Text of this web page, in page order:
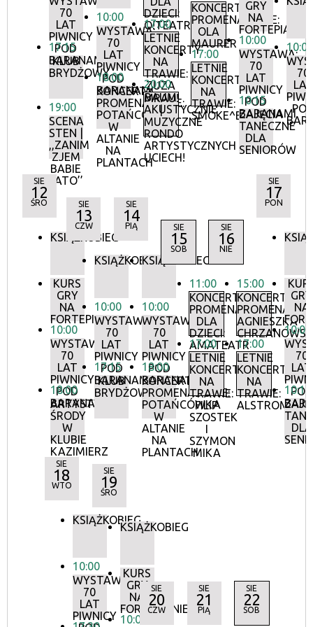
70
LAT
PIWNICY
POD
BARANAMI
17:15
KLUB
BRYDŻOWY
19:00
SCENA
STEN |
,,ZANIM
ZJEM
BABIE
LATO’’
10:00
WYSTAWA:
70
LAT
PIWNICY
POD
BARANAMI
18:00
KONCERTY
PROMENADOWE:
POTAŃCÓWKA
W
ALTANIE
NA
PLANTACH
DZIECI:
O!TEATR
17:00
LETNIE
KONCERTY
NA
TRAWIE:
ZUZA
BAUM
AKUSTYCZNIE
20:00
MRAU!
|
MUZYCZNE
RONDO
ARTYSTYCZNYCH
UCIECH!
KONCERTY
PROMENADOWE:
OLA
MAURER
17:00
LETNIE
KONCERTY
NA
TRAWIE:
SMOKE^BLUES
GRY
NA
FORTEPIANIE
10:00
WYSTAWA:
70
LAT
PIWNICY
POD
BARANAMI
10:15
ZAJĘCIA
TANECZNE
DLA
SENIORÓW
10:00
70
LAT
SIE
12
ŚRO
KSIĄŻKOBIEG
KURS
GRY
NA
FORTEPIANIE
10:00
WYSTAWA:
70
LAT
PIWNICY
POD
BARANAMI
18:00
ARTYSTYCZNE
ŚRODY
W
KLUBIE
KAZIMIERZ
SIE
13
CZW
KSIĄŻKOBIEG
10:00
WYSTAWA:
70
LAT
PIWNICY
POD
BARANAMI
17:15
KLUB
BRYDŻOWY
SIE
14
PIĄ
KSIĄŻKOBIEG
10:00
WYSTAWA:
70
LAT
PIWNICY
POD
BARANAMI
18:00
KONCERTY
PROMENADOWE:
POTAŃCÓWKA
W
ALTANIE
NA
PLANTACH
SIE
15
SOB
11:00
KONCERTY
PROMENADOWE
DLA
DZIECI:
AMATEATR
17:00
LETNIE
KONCERTY
NA
TRAWIE:
FILIP
SZOSTEK
I
SZYMON
MIKA
SIE
16
NIE
15:00
KONCERTY
AGNIESZKA
17:00
LETNIE
KONCERTY
NA
TRAWIE:
ALSTROMERIE
SIE
17
PON
GRY
NA
10:00
70
LAT
POD
10:15
DLA
SIE
18
WTO
KSIĄŻKOBIEG
10:00
WYSTAWA:
70
LAT
PIWNICY
SIE
19
ŚRO
KSIĄŻKOBIEG
KURS
GRY
NA
FORTEPIANIE
10:00
SIE
20
CZW
SIE
21
PIĄ
SIE
22
SOB